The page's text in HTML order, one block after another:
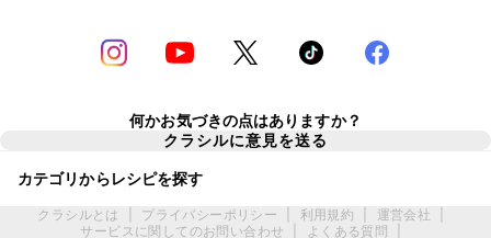
何かお気づきの点はありますか？
クラシルに意見を送る
カテゴリからレシピを探す
クラシルとは プライバシーポリシー 利用規約 運営会社
サービスに関してのお問い合わせ
よくある質問